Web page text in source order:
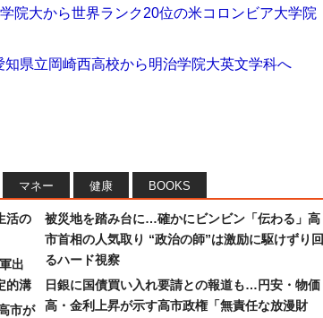
院大から世界ランク20位の米コロンビア大学院
県立岡崎西高校から明治学院大英文学科へ
マネー 健康 BOOKS
活の
出
的溝
市が
被災地を踏み台に…確かにビンビン「伝わる」高
市首相の人気取り “政治の師”は激励に駆けずり回
るハード視察
日銀に国債買い入れ要請との報道も…円安・物価
高・金利上昇が示す高市政権「無責任な放漫財